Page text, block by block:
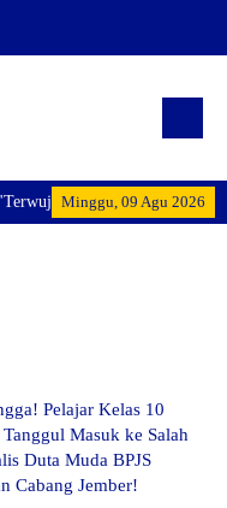
Minggu, 09 Agu 2026
generasi pemimpin
Pelajar Kelas 10
Masuk ke Salah
Duta Muda BPJS
Cabang Jember!